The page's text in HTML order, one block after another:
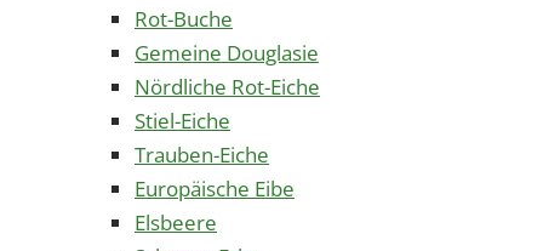
Rot-Buche
Gemeine Douglasie
Nördliche Rot-Eiche
Stiel-Eiche
Trauben-Eiche
Europäische Eibe
Elsbeere